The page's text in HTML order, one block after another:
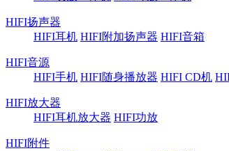
HIFI扬声器
HIFI耳机 HIFI附加扬声器 HIFI音箱
HIFI音源
HIFI手机 HIFI随身播放器 HIFI CD机
HIFI放大器
HIFI耳机放大器 HIFI功放
HIFI附件